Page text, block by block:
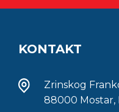
KONTAKT
Zrinskog
88000 Mostar,